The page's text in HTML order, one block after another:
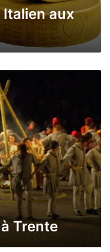
Italien aux
Trente